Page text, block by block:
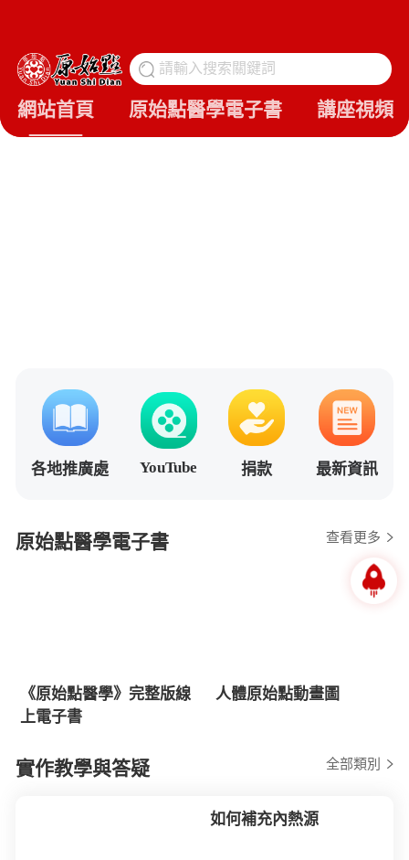
請輸入搜索關鍵詞
網站首頁 原始點醫學電子書 講座視頻
各地推廣處 YouTube 捐款 最新資訊
原始點醫學電子書 查看更多
《原始點醫學》完整版線
上電子書
人體原始點動畫圖
實作教學與答疑 全部類別
如何補充內熱源